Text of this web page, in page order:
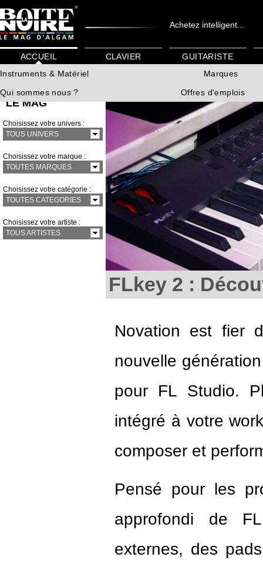
Achetez intelligent...
ACCUEIL
Instruments & Matériel
Marques
Qui sommes nous ?
Offres d'emplois
CLAVIER GUITARISTE
Choisissez votre univers :
TOUS UNIVERS
Choisissez votre marque :
TOUTES MARQUES
Choisissez votre catégorie :
TOUTES CATEGORIES
Choisissez votre artiste :
TOUS ARTISTES
LE MAG
FLkey 2 :
Novation est fier
nouvelle
pour FL Studio.
intégré à votre
composer et
Pensé pour les
approfondi de
externes, des